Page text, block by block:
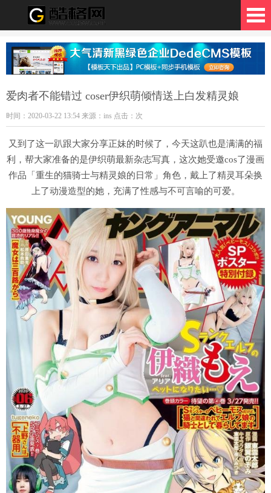
格网
爱肉者不能错过 coser伊织萌倾情送上白发精灵娘
时间：2020-03-22 13:54 来源：ins 点击： 次
又到了这一趴跟大家分享正妹的时候了，今天这趴也是满满的福
利，帮大家准备的是伊织萌最新杂志写真，这次她受邀cos了漫画
作品「重生的猫骑士与精灵娘的日常」角色，戴上了精灵耳朵换
上了动漫造型的她，充满了性感与不可言喻的可爱。